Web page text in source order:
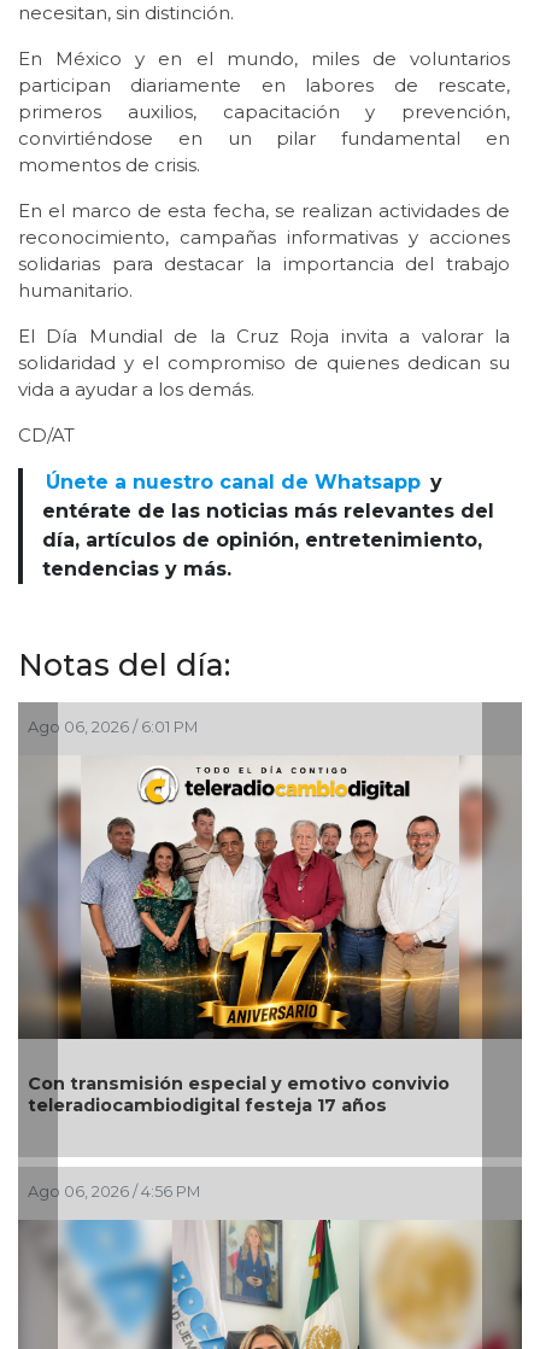
necesitan, sin distinción.
En México y en el mundo, miles de voluntarios
participan diariamente en labores de rescate,
primeros auxilios, capacitación y prevención,
convirtiéndose en un pilar fundamental en
momentos de crisis.
En el marco de esta fecha, se realizan actividades de
reconocimiento, campañas informativas y acciones
solidarias para destacar la importancia del trabajo
humanitario.
El Día Mundial de la Cruz Roja invita a valorar la
solidaridad y el compromiso de quienes dedican su
vida a ayudar a los demás.
CD/AT
Únete a nuestro canal de Whatsapp y
entérate de las noticias más relevantes del
día, artículos de opinión, entretenimiento,
tendencias y más.
Notas del día:
Ago 06, 2026 / 6:01 PM
Con transmisión especial y emotivo convivio
teleradiocambiodigital festeja 17 años
Ago 06, 2026 / 4:56 PM